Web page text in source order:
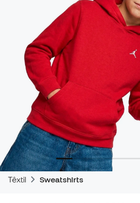
Têxtil Sweatshirts